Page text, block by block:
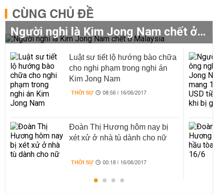
CÙNG CHỦ ĐỀ
Người nghi là Kim Jong Nam chết ở Malaysia
Luật sư tiết lộ hướng bào chữa
cho nghi phạm trong nghi án
Kim Jong Nam
THỜI SỰ 08:56 | 16/06/2017
Đoàn Thị Hương hôm nay bị
xét xử ở nhà tù dành cho nữ
THỜI SỰ 00:18 | 16/06/2017